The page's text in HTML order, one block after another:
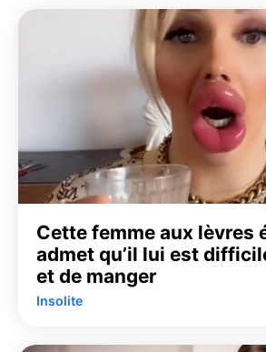
Cette femme aux lèvres
admet qu’il lui est
et de manger
Insolite